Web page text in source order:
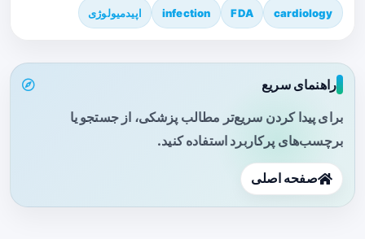
cardiology
FDA
infection اپیدمیولوژی
راهنمای سریع
برای پیدا کردن سریع‌تر مطالب پزشکی، از جستجو یا
برچسب‌های پرکاربرد استفاده کنید.
صفحه اصلی